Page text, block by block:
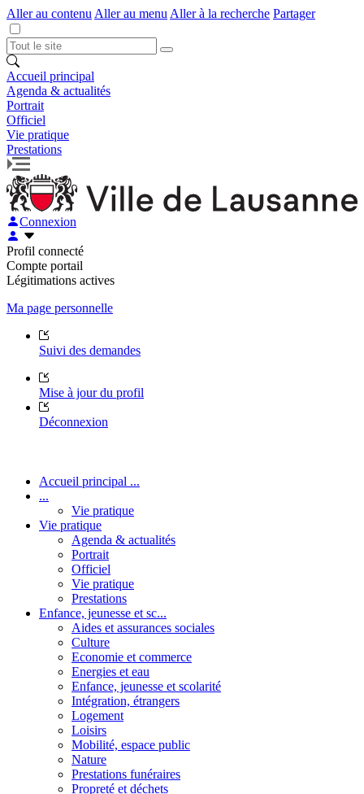
Aller au contenu Aller au menu Aller à la recherche Partager
Accueil principal
Agenda & actualités
Portrait
Officiel
Vie pratique
Prestations
Connexion
Profil connecté
Compte portail
Légitimations actives
Ma page personnelle
Suivi des demandes
Mise à jour du profil
Déconnexion
Accueil principal ...
...
Vie pratique
Vie pratique
Agenda & actualités
Portrait
Officiel
Vie pratique
Prestations
Enfance, jeunesse et sc...
Aides et assurances sociales
Culture
Economie et commerce
Energies et eau
Enfance, jeunesse et scolarité
Intégration, étrangers
Logement
Loisirs
Mobilité, espace public
Nature
Prestations funéraires
Propreté et déchets